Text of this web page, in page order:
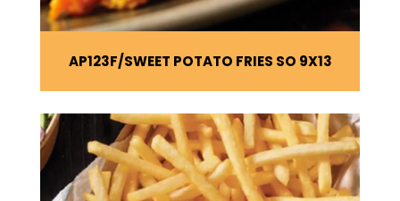
AP123F SWEET POTATO FRIES SO 9X13